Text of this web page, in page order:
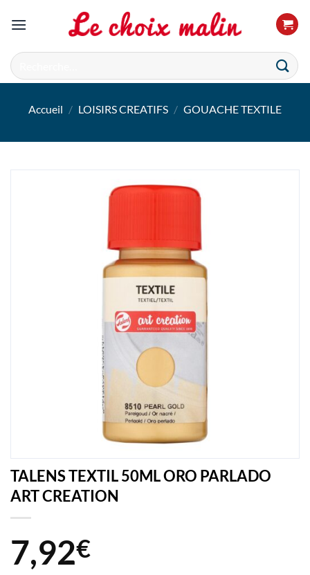
Recherche
pour :
Accueil / LOISIRS CREATIFS / GOUACHE TEXTILE
TALENS TEXTIL 50ML ORO PARLADO
ART CREATION
7,92€